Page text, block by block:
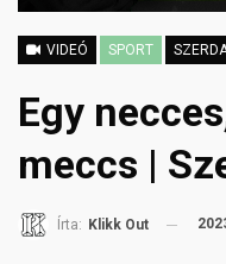
VIDEÓ SPORT
Egy
meccs |
Írta: Klikk Out